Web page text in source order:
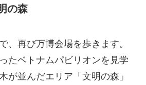
の森
、再び万博会場を歩きます。
たベトナムパビリオンを見学
が並んだエリア「文明の森」